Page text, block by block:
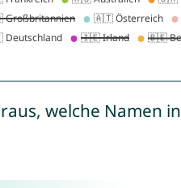
welche Namen in